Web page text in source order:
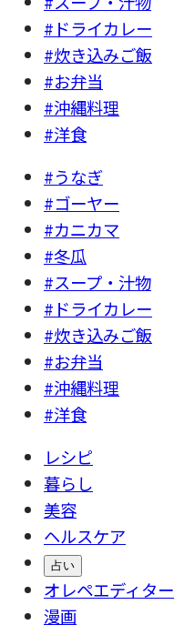
#ドライカレー
#炊き込みご飯
#お弁当
#沖縄料理
#洋食
#うなぎ
#ゴーヤー
#カニカマ
#冬瓜
#スープ・汁物
#ドライカレー
#炊き込みご飯
#お弁当
#沖縄料理
#洋食
レシピ
暮らし
美容
ヘルスケア
占い
オレペエディター
漫画